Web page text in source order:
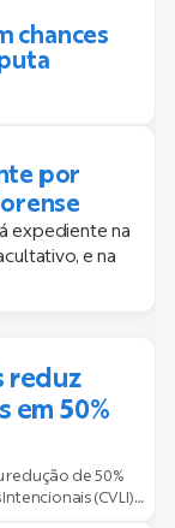
chances
por
expediente na
e na
reduz
em 50%
redução de 50%
(CVLI)